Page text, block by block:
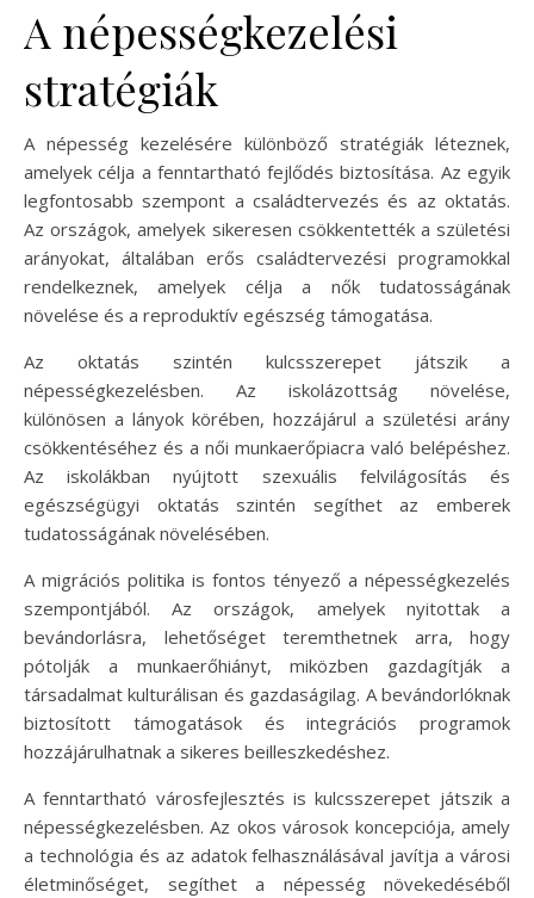
A népességkezelési
stratégiák
A népesség kezelésére különböző stratégiák léteznek,
amelyek célja a fenntartható fejlődés biztosítása. Az egyik
legfontosabb szempont a családtervezés és az oktatás.
Az országok, amelyek sikeresen csökkentették a születési
arányokat, általában erős családtervezési programokkal
rendelkeznek, amelyek célja a nők tudatosságának
növelése és a reproduktív egészség támogatása.
Az oktatás szintén kulcsszerepet játszik a
népességkezelésben. Az iskolázottság növelése,
különösen a lányok körében, hozzájárul a születési arány
csökkentéséhez és a női munkaerőpiacra való belépéshez.
Az iskolákban nyújtott szexuális felvilágosítás és
egészségügyi oktatás szintén segíthet az emberek
tudatosságának növelésében.
A migrációs politika is fontos tényező a népességkezelés
szempontjából. Az országok, amelyek nyitottak a
bevándorlásra, lehetőséget teremthetnek arra, hogy
pótolják a munkaerőhiányt, miközben gazdagítják a
társadalmat kulturálisan és gazdaságilag. A bevándorlóknak
biztosított támogatások és integrációs programok
hozzájárulhatnak a sikeres beilleszkedéshez.
A fenntartható városfejlesztés is kulcsszerepet játszik a
népességkezelésben. Az okos városok koncepciója, amely
a technológia és az adatok felhasználásával javítja a városi
életminőséget, segíthet a népesség növekedéséből